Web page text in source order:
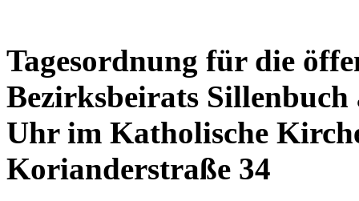
Tagesordnung für die
Bezirksbeirats
Uhr im Katholische
Korianderstraße 34